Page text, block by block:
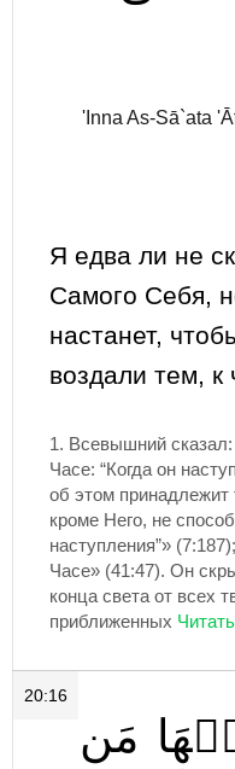
'Inna As-Sā`ata
Я едва ли не
Самого Себя,
настанет,
воздали тем, к
1. Всевышний
Часе: “Когда он
об этом принадлежит
кроме Него, не
наступления”»
Часе» (41:47). Он
конца света от всех
приближенных
20:16
مَن